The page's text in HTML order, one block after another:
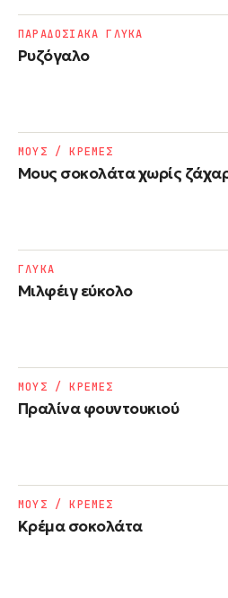
Ρυζόγαλο
ΠΑΡΑΔΟΣΙΑΚΑ ΓΛΥΚΑ
Μους σοκολάτα χωρίς
ΜΟΥΣ / ΚΡΕΜΕΣ
Μιλφέιγ εύκολο
ΓΛΥΚΑ
Πραλίνα φουντουκιού
ΜΟΥΣ / ΚΡΕΜΕΣ
Κρέμα σοκολάτα
ΜΟΥΣ / ΚΡΕΜΕΣ